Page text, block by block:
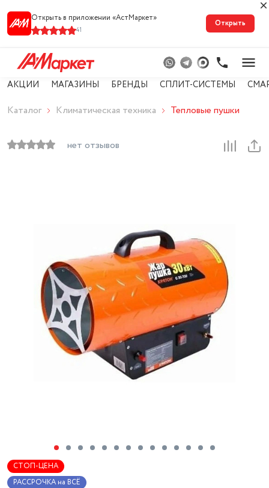
Открыть в приложении «АстМарке‪т‬»
41
Открыть
АКЦИИ МАГАЗИНЫ БРЕНДЫ СПЛИТ-СИСТЕМЫ
Каталог Климатическая техника Тепловые пушки
нет отзывов
СТОП-ЦЕНА
РАССРОЧКА на ВСЁ